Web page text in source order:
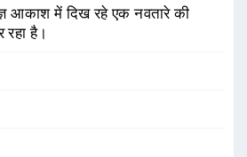
आकाश में दिख रहे एक नवतारे की
रहा है।